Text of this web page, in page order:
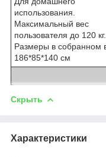
использования.
Максимальный вес
пользователя до 120 кг.
Размеры в собранном
186*85*140 см
Скрыть
Характеристики